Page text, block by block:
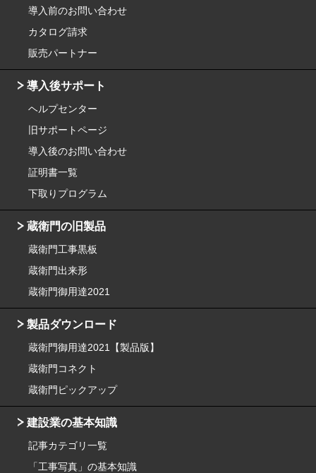
導入前のお問い合わせ
カタログ請求
販売パートナー
導入後サポート
ヘルプセンター
旧サポートページ
導入後のお問い合わせ
証明書一覧
下取りプログラム
蔵衛門の旧製品
蔵衛門工事黒板
蔵衛門出来形
蔵衛門御用達2021
製品ダウンロード
蔵衛門御用達2021【製品版】
蔵衛門コネクト
蔵衛門ピックアップ
建設業の基本知識
記事カテゴリ一覧
「工事写真」の基本知識